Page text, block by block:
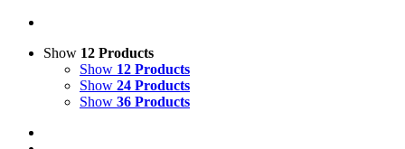
Show 12 Products
Show 12 Products
Show 24 Products
Show 36 Products